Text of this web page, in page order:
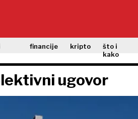
financije kripto
što i
kako
ugovor